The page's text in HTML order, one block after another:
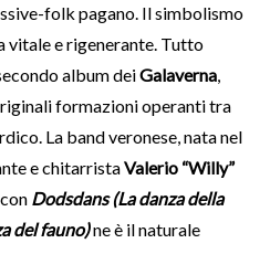
folk pagano. Il simbolismo
vitale e rigenerante. Tutto
album deiGalaverna,
formazioni operanti tra
La band veronese, nata nel
e chitarristaValerio “Willy”
Dodsdans (La danza della
del fauno)ne è il naturale